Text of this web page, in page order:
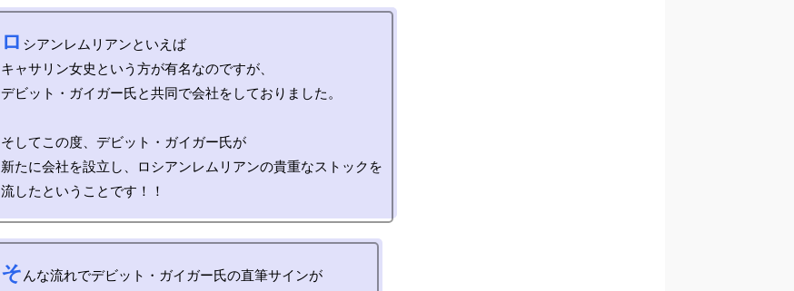
ロ シアンレムリアンといえば
キャサリン女史という方が有名なのですが、
デビット・ガイガー氏と共同で会社をしておりました。
そしてこの度、デビット・ガイガー氏が
新たに会社を設立し、ロシアンレムリアンの貴重なストックを
そんな流れでデビット・ガイガー氏の直筆サインが